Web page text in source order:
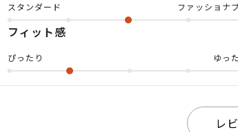
ので大人っぽいビン
すので、店頭にてお
スタンダード ファッショナ
フィット感
ぴったり ゆっ
レ